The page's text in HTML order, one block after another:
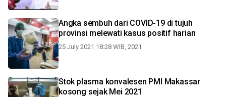
Angka sembuh dari COVID-19 di tujuh
provinsi melewati kasus positif harian
25 July 2021 18:28 WIB, 2021
Stok plasma konvalesen PMI Makassar
kosong sejak Mei 2021